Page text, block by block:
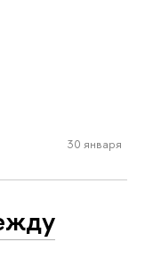
30 января